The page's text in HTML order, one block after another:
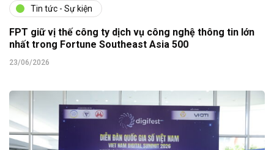
Tin tức - Sự kiện
FPT giữ vị thế công ty dịch vụ công nghệ thông tin lớn
nhất trong Fortune Southeast Asia 500
23/06/2026